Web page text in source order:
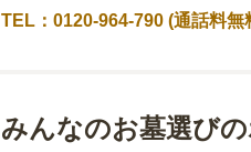
TEL：0120-964-790 (通話料無
みんなのお墓選び